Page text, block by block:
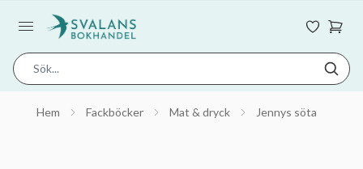
Hem Fackböcker Mat & dryck Jennys söta